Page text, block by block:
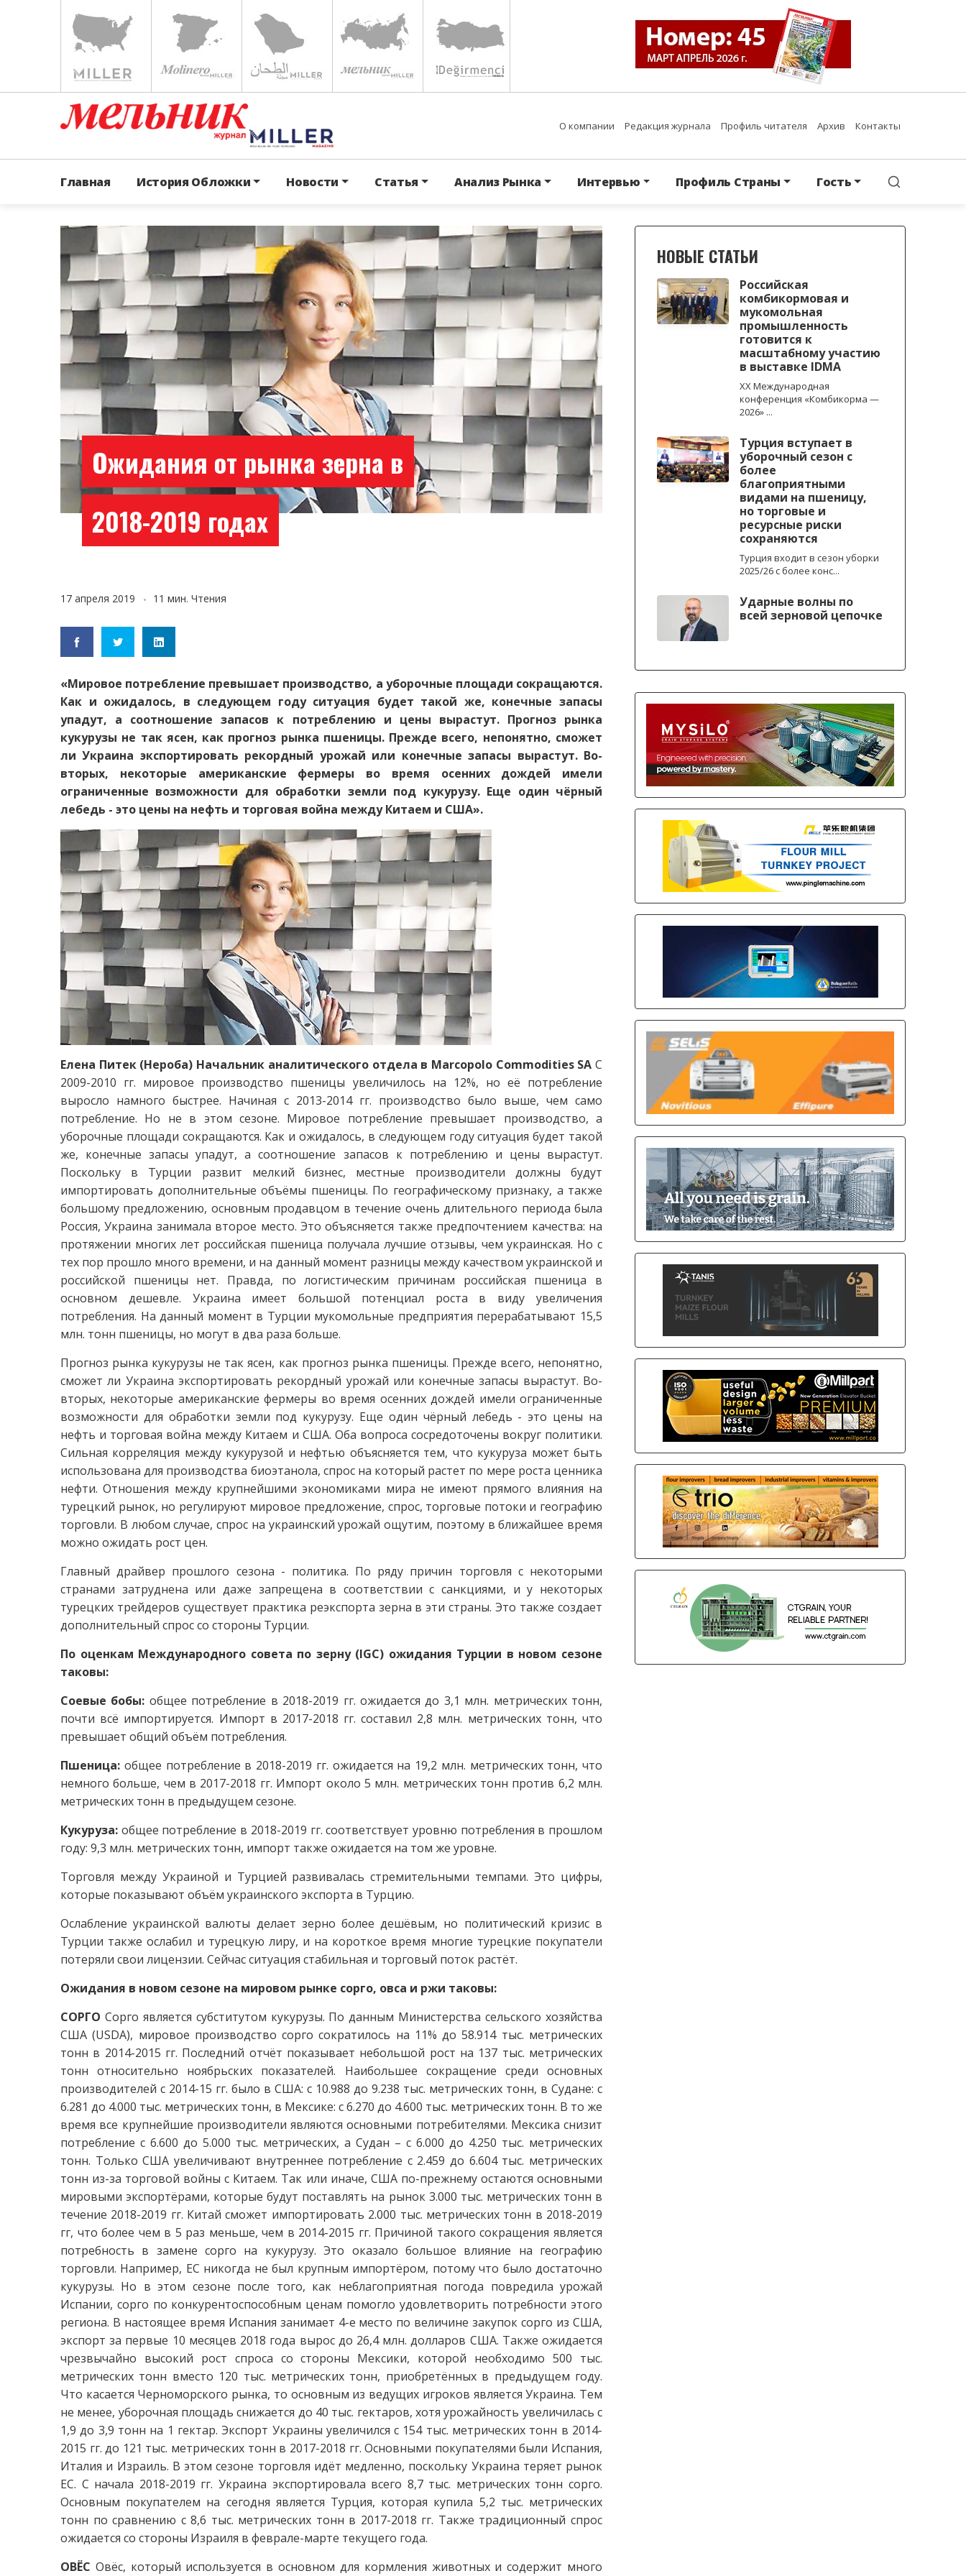
О компании Редакция журнала Профиль читателя Архив Контакты
Главная История Обложки Новости Статья Анализ Рынка Интервью Профиль Страны Гость
Ожидания от рынка зерна в
2018-2019 годах
17 апреля 2019 11 мин. Чтения
«Мировое потребление превышает производство, а уборочные площади сокращаются.
Как и ожидалось, в следующем году ситуация будет такой же, конечные запасы
упадут, а соотношение запасов к потреблению и цены вырастут. Прогноз рынка
кукурузы не так ясен, как прогноз рынка пшеницы. Прежде всего, непонятно, сможет
ли Украина экспортировать рекордный урожай или конечные запасы вырастут. Во-
вторых, некоторые американские фермеры во время осенних дождей имели
ограниченные возможности для обработки земли под кукурузу. Еще один чёрный
лебедь - это цены на нефть и торговая война между Китаем и США».
Елена Питек (Нероба) Начальник аналитического отдела в Marcopolo Commodities SA С
2009-2010 гг. мировое производство пшеницы увеличилось на 12%, но её потребление
выросло намного быстрее. Начиная с 2013-2014 гг. производство было выше, чем само
потребление. Но не в этом сезоне. Мировое потребление превышает производство, а
уборочные площади сокращаются. Как и ожидалось, в следующем году ситуация будет такой
же, конечные запасы упадут, а соотношение запасов к потреблению и цены вырастут.
Поскольку в Турции развит мелкий бизнес, местные производители должны будут
импортировать дополнительные объёмы пшеницы. По географическому признаку, а также
большому предложению, основным продавцом в течение очень длительного периода была
Россия, Украина занимала второе место. Это объясняется также предпочтением качества: на
протяжении многих лет российская пшеница получала лучшие отзывы, чем украинская. Но с
тех пор прошло много времени, и на данный момент разницы между качеством украинской и
российской пшеницы нет. Правда, по логистическим причинам российская пшеница в
основном дешевле. Украина имеет большой потенциал роста в виду увеличения
потребления. На данный момент в Турции мукомольные предприятия перерабатывают 15,5
млн. тонн пшеницы, но могут в два раза больше.
Прогноз рынка кукурузы не так ясен, как прогноз рынка пшеницы. Прежде всего, непонятно,
сможет ли Украина экспортировать рекордный урожай или конечные запасы вырастут. Во-
вторых, некоторые американские фермеры во время осенних дождей имели ограниченные
возможности для обработки земли под кукурузу. Еще один чёрный лебедь - это цены на
нефть и торговая война между Китаем и США. Оба вопроса сосредоточены вокруг политики.
Сильная корреляция между кукурузой и нефтью объясняется тем, что кукуруза может быть
использована для производства биоэтанола, спрос на который растет по мере роста ценника
нефти. Отношения между крупнейшими экономиками мира не имеют прямого влияния на
турецкий рынок, но регулируют мировое предложение, спрос, торговые потоки и географию
торговли. В любом случае, спрос на украинский урожай ощутим, поэтому в ближайшее время
можно ожидать рост цен.
Главный драйвер прошлого сезона - политика. По ряду причин торговля с некоторыми
странами затруднена или даже запрещена в соответствии с санкциями, и у некоторых
турецких трейдеров существует практика реэкспорта зерна в эти страны. Это также создает
дополнительный спрос со стороны Турции.
По оценкам Международного совета по зерну (IGC) ожидания Турции в новом сезоне
таковы:
Соевые бобы: общее потребление в 2018-2019 гг. ожидается до 3,1 млн. метрических тонн,
почти всё импортируется. Импорт в 2017-2018 гг. составил 2,8 млн. метрических тонн, что
превышает общий объём потребления.
Пшеница: общее потребление в 2018-2019 гг. ожидается на 19,2 млн. метрических тонн, что
немного больше, чем в 2017-2018 гг. Импорт около 5 млн. метрических тонн против 6,2 млн.
метрических тонн в предыдущем сезоне.
Кукуруза: общее потребление в 2018-2019 гг. соответствует уровню потребления в прошлом
году: 9,3 млн. метрических тонн, импорт также ожидается на том же уровне.
Торговля между Украиной и Турцией развивалась стремительными темпами. Это цифры,
которые показывают объём украинского экспорта в Турцию.
Ослабление украинской валюты делает зерно более дешёвым, но политический кризис в
Турции также ослабил и турецкую лиру, и на короткое время многие турецкие покупатели
потеряли свои лицензии. Сейчас ситуация стабильная и торговый поток растёт.
Ожидания в новом сезоне на мировом рынке сорго, овса и ржи таковы:
СОРГО Сорго является субститутом кукурузы. По данным Министерства сельского хозяйства
США (USDA), мировое производство сорго сократилось на 11% до 58.914 тыс. метрических
тонн в 2014-2015 гг. Последний отчёт показывает небольшой рост на 137 тыс. метрических
тонн относительно ноябрьских показателей. Наибольшее сокращение среди основных
производителей с 2014-15 гг. было в США: с 10.988 до 9.238 тыс. метрических тонн, в Судане: с
6.281 до 4.000 тыс. метрических тонн, в Мексике: с 6.270 до 4.600 тыс. метрических тонн. В то же
время все крупнейшие производители являются основными потребителями. Мексика снизит
потребление с 6.600 до 5.000 тыс. метрических, а Судан – с 6.000 до 4.250 тыс. метрических
тонн. Только США увеличивают внутреннее потребление с 2.459 до 6.604 тыс. метрических
тонн из-за торговой войны с Китаем. Так или иначе, США по-прежнему остаются основными
мировыми экспортёрами, которые будут поставлять на рынок 3.000 тыс. метрических тонн в
течение 2018-2019 гг. Китай сможет импортировать 2.000 тыс. метрических тонн в 2018-2019
гг, что более чем в 5 раз меньше, чем в 2014-2015 гг. Причиной такого сокращения является
потребность в замене сорго на кукурузу. Это оказало большое влияние на географию
торговли. Например, ЕС никогда не был крупным импортёром, потому что было достаточно
кукурузы. Но в этом сезоне после того, как неблагоприятная погода повредила урожай
Испании, сорго по конкурентоспособным ценам помогло удовлетворить потребности этого
региона. В настоящее время Испания занимает 4-е место по величине закупок сорго из США,
экспорт за первые 10 месяцев 2018 года вырос до 26,4 млн. долларов США. Также ожидается
чрезвычайно высокий рост спроса со стороны Мексики, которой необходимо 500 тыс.
метрических тонн вместо 120 тыс. метрических тонн, приобретённых в предыдущем году.
Что касается Черноморского рынка, то основным из ведущих игроков является Украина. Тем
не менее, уборочная площадь снижается до 40 тыс. гектаров, хотя урожайность увеличилась с
1,9 до 3,9 тонн на 1 гектар. Экспорт Украины увеличился с 154 тыс. метрических тонн в 2014-
2015 гг. до 121 тыс. метрических тонн в 2017-2018 гг. Основными покупателями были Испания,
Италия и Израиль. В этом сезоне торговля идёт медленно, поскольку Украина теряет рынок
ЕС. С начала 2018-2019 гг. Украина экспортировала всего 8,7 тыс. метрических тонн сорго.
Основным покупателем на сегодня является Турция, которая купила 5,2 тыс. метрических
тонн по сравнению с 8,6 тыс. метрических тонн в 2017-2018 гг. Также традиционный спрос
ожидается со стороны Израиля в феврале-марте текущего года.
ОВЁС Овёс, который используется в основном для кормления животных и содержит много
НОВЫЕ СТАТЬИ
Российская
комбикормовая и
мукомольная
промышленность
готовится к
масштабному участию
в выставке IDMA
XX Международная
конференция «Комбикорма —
2026» ...
Турция вступает в
уборочный сезон с
более
благоприятными
видами на пшеницу,
но торговые и
ресурсные риски
сохраняются
Турция входит в сезон уборки
2025/26 с более конс...
Ударные волны по
всей зерновой цепочке